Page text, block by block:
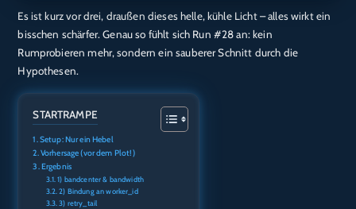
Audible
Apple Podcasts Deezer
Podcast.de
RSS FEED
TEILEN
LINK
EMBED
Es ist kurz vor drei, draußen dieses helle, kühle Licht – alles wirkt ein
bisschen schärfer. Genau so fühlt sich Run #28 an: kein
Rumprobieren mehr, sondern ein sauberer Schnitt durch die
Hypothesen.
STARTRAMPE
Setup: Nur ein Hebel
Vorhersage (vor dem Plot!)
Ergebnis
1) bandcenter & bandwidth
2) Bindung an worker_id
3) retry_tail